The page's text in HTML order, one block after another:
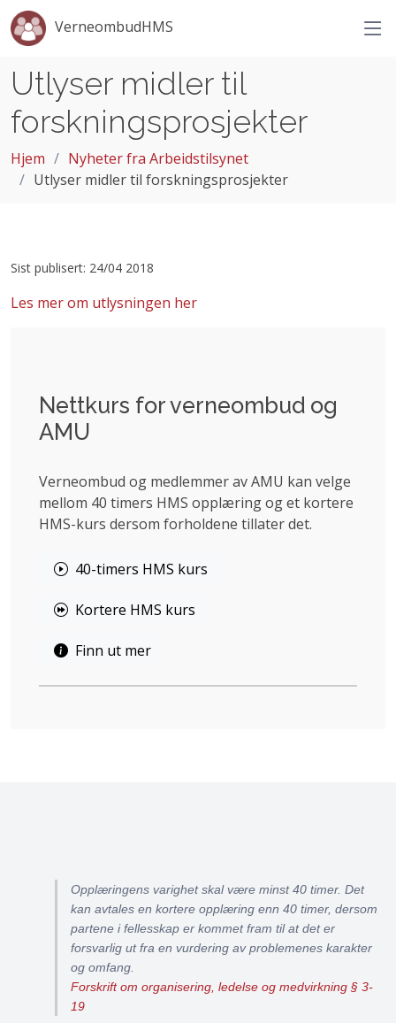
VerneombudHMS
Utlyser midler til
forskningsprosjekter
Hjem
Nyheter fra Arbeidstilsynet
Utlyser midler til forskningsprosjekter
Sist publisert: 24/04 2018
Les mer om utlysningen her
Nettkurs for verneombud og
AMU
Verneombud og medlemmer av AMU kan velge
mellom 40 timers HMS opplæring og et kortere
HMS-kurs dersom forholdene tillater det.
40-timers HMS kurs
Kortere HMS kurs
Finn ut mer
Opplæringens varighet skal være minst 40 timer. Det
kan avtales en kortere opplæring enn 40 timer, dersom
partene i fellesskap er kommet fram til at det er
forsvarlig ut fra en vurdering av problemenes karakter
og omfang.
Forskrift om organisering, ledelse og medvirkning § 3-
19